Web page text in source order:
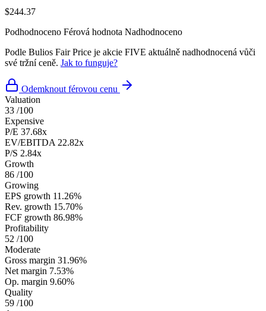
$244.37
Podhodnoceno Férová hodnota Nadhodnoceno
Podle Bulios Fair Price je akcie FIVE aktuálně nadhodnocená vůči
své tržní ceně. Jak to funguje?
Odemknout férovou cenu
Valuation
33 /100
Expensive
P/E 37.68x
EV/EBITDA 22.82x
P/S 2.84x
Growth
86 /100
Growing
EPS growth 11.26%
Rev. growth 15.70%
FCF growth 86.98%
Profitability
52 /100
Moderate
Gross margin 31.96%
Net margin 7.53%
Op. margin 9.60%
Quality
59 /100